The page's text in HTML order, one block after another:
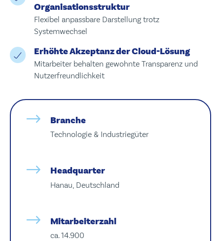
Organisationsstruktur
Flexibel anpassbare Darstellung trotz
Systemwechsel
Erhöhte Akzeptanz der Cloud-Lösung
Mitarbeiter behalten gewohnte Transparenz und
Nutzerfreundlichkeit
Branche
Technologie & Industriegüter
Headquarter
Hanau, Deutschland
Mitarbeiterzahl
ca. 14.900